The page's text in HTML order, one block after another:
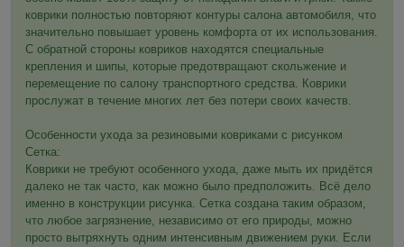
коврики полностью повторяют контуры салона автомобиля, что
значительно повышает уровень комфорта от их использования.
С обратной стороны ковриков находятся специальные
крепления и шипы, которые предотвращают скольжение и
перемещение по салону транспортного средства. Коврики
прослужат в течение многих лет без потери своих качеств.
Особенности ухода за резиновыми ковриками с рисунком
Сетка:
Коврики не требуют особенного ухода, даже мыть их придётся
далеко не так часто, как можно было предположить. Всё дело
именно в конструкции рисунка. Сетка создана таким образом,
что любое загрязнение, независимо от его природы, можно
просто вытряхнуть одним интенсивным движением руки. Если